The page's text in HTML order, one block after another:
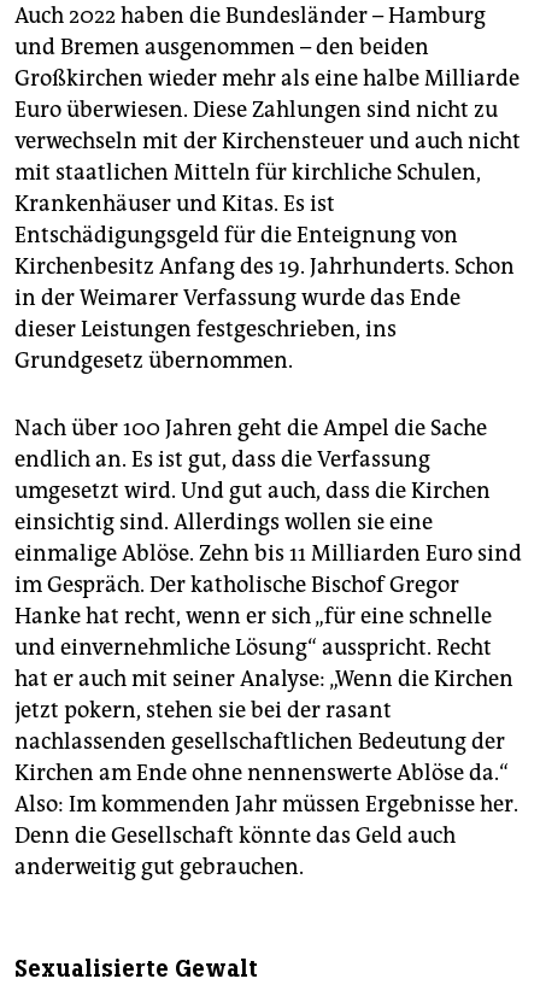
Auch 2022 haben die Bundesländer – Hamburg
und Bremen ausgenommen – den beiden
Großkirchen wieder mehr als eine halbe Milliarde
Euro überwiesen. Diese Zahlungen sind nicht zu
verwechseln mit der Kirchensteuer und auch nicht
mit staatlichen Mitteln für kirchliche Schulen,
Krankenhäuser und Kitas. Es ist
Entschädigungsgeld für die Enteignung von
Kirchenbesitz Anfang des 19. Jahrhunderts. Schon
in der Weimarer Verfassung wurde das Ende
dieser Leistungen festgeschrieben, ins
Grundgesetz übernommen.
Nach über 100 Jahren geht die Ampel die Sache
endlich an. Es ist gut, dass die Verfassung
umgesetzt wird. Und gut auch, dass die Kirchen
einsichtig sind. Allerdings wollen sie eine
einmalige Ablöse. Zehn bis 11 Milliarden Euro sind
im Gespräch. Der katholische Bischof Gregor
Hanke hat recht, wenn er sich „für eine schnelle
und einvernehmliche Lösung“ ausspricht. Recht
hat er auch mit seiner Analyse: „Wenn die Kirchen
jetzt pokern, stehen sie bei der rasant
nachlassenden gesellschaftlichen Bedeutung der
Kirchen am Ende ohne nennenswerte Ablöse da.“
Also: Im kommenden Jahr müssen Ergebnisse her.
Denn die Gesellschaft könnte das Geld auch
anderweitig gut gebrauchen.
Sexualisierte Gewalt